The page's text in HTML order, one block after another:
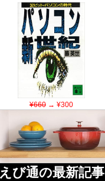
¥660→ ¥300
えび通の最新記事